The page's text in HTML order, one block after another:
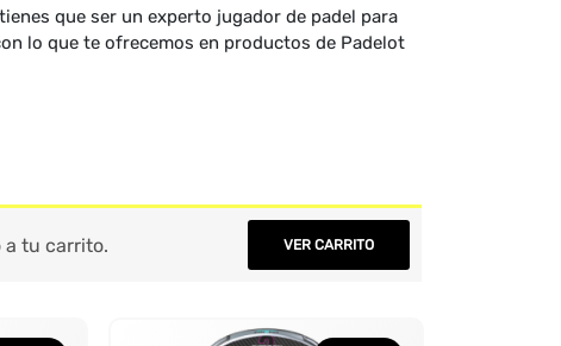
que ser un experto jugador de padel para
lo que te ofrecemos en productos de Padelot
VER CARRITO
a tu carrito.